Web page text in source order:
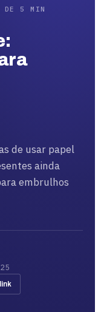
DE 5 MIN
de usar papel
ainda
embrulhos